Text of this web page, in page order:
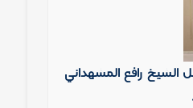
الشيخ رافع المشهداني